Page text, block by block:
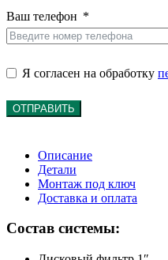
Ваш телефон
Я согласен на обработку
ОТПРАВИТЬ
Описание
Детали
Монтаж под ключ
Доставка и оплата
Состав системы: